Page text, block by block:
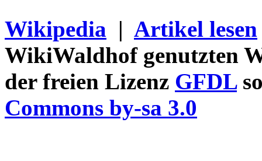
Wikipedia | Artikel lesen
WikiWaldhof genutzten
der freien Lizenz GFDL
Commons by-sa 3.0